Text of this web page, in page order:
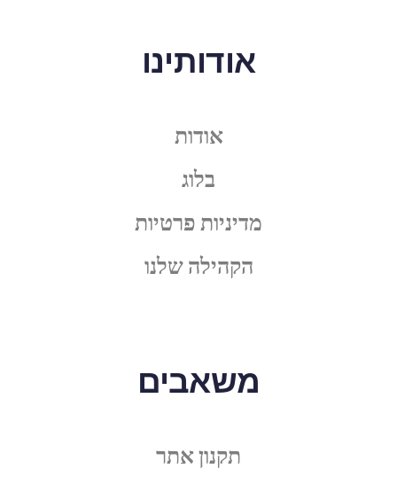
אודותינו
אודות
בלוג
מדיניות פרטיות
הקהילה שלנו
משאבים
תקנון אתר